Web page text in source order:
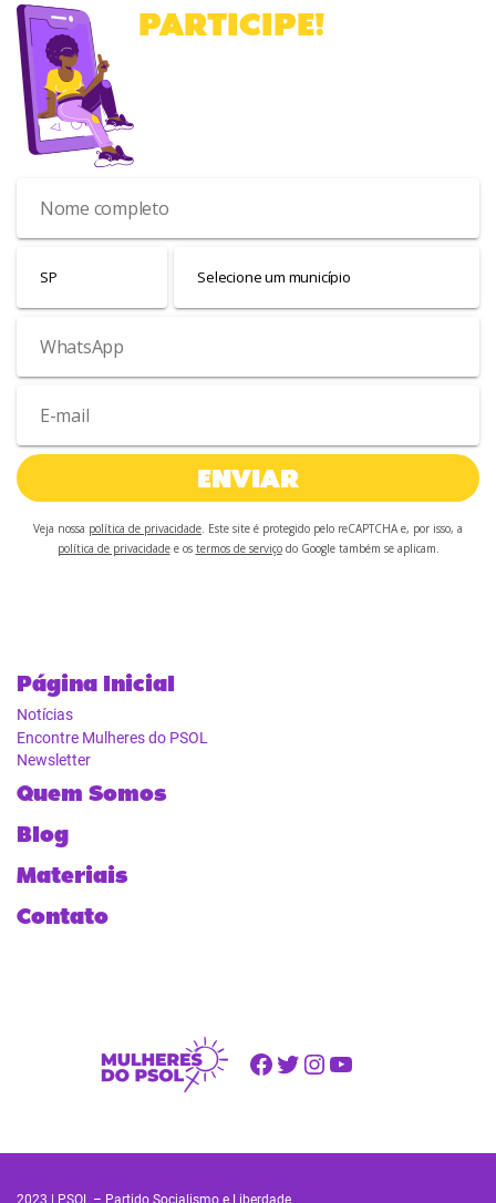
PARTICIPE!
ENVIAR
Veja nossa política de privacidade . Este site é protegido pelo reCAPTCHA e, por isso, a
política de privacidadee os termos de serviçodo Google também se aplicam.
Página Inicial
Notícias
Encontre Mulheres do PSOL
Newsletter
Quem Somos
Blog
Materiais
Contato
Facebook Twitter Instagram Youtube
2023 | PSOL – Partido Socialismo e Liberdade